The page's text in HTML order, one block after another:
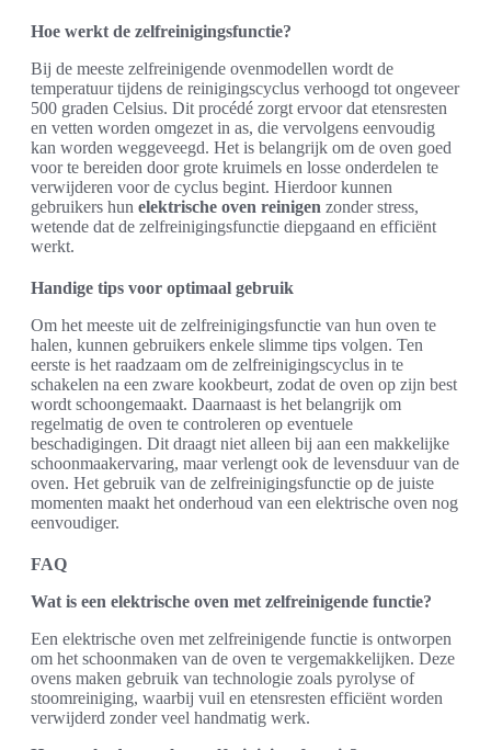
Hoe werkt de zelfreinigingsfunctie?
Bij de meeste zelfreinigende ovenmodellen wordt de
temperatuur tijdens de reinigingscyclus verhoogd tot ongeveer
500 graden Celsius. Dit procédé zorgt ervoor dat etensresten
en vetten worden omgezet in as, die vervolgens eenvoudig
kan worden weggeveegd. Het is belangrijk om de oven goed
voor te bereiden door grote kruimels en losse onderdelen te
verwijderen voor de cyclus begint. Hierdoor kunnen
gebruikers hun elektrische oven reinigen zonder stress,
wetende dat de zelfreinigingsfunctie diepgaand en efficiënt
werkt.
Handige tips voor optimaal gebruik
Om het meeste uit de zelfreinigingsfunctie van hun oven te
halen, kunnen gebruikers enkele slimme tips volgen. Ten
eerste is het raadzaam om de zelfreinigingscyclus in te
schakelen na een zware kookbeurt, zodat de oven op zijn best
wordt schoongemaakt. Daarnaast is het belangrijk om
regelmatig de oven te controleren op eventuele
beschadigingen. Dit draagt niet alleen bij aan een makkelijke
schoonmaakervaring, maar verlengt ook de levensduur van de
oven. Het gebruik van de zelfreinigingsfunctie op de juiste
momenten maakt het onderhoud van een elektrische oven nog
eenvoudiger.
FAQ
Wat is een elektrische oven met zelfreinigende functie?
Een elektrische oven met zelfreinigende functie is ontworpen
om het schoonmaken van de oven te vergemakkelijken. Deze
ovens maken gebruik van technologie zoals pyrolyse of
stoomreiniging, waarbij vuil en etensresten efficiënt worden
verwijderd zonder veel handmatig werk.